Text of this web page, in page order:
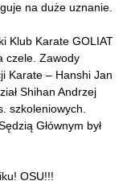
na duże uznanie.
Klub Karate GOLIAT
czele. Zawody
Karate – Hanshi Jan
Shihan Andrzej
szkoleniowych.
Głównym był
OSU!!!